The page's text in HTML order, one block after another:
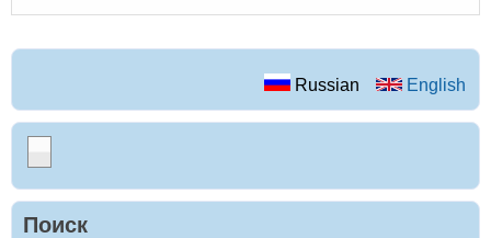
Russian English
Поиск